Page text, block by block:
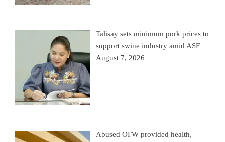
Talisay sets minimum pork prices to
support swine industry amid ASF
August 7, 2026
Abused OFW provided health,